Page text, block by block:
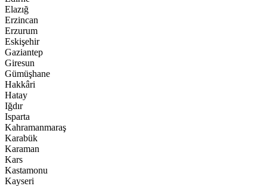
Elazığ
Erzincan
Erzurum
Eskişehir
Gaziantep
Giresun
Gümüşhane
Hakkâri
Hatay
Iğdır
Isparta
Kahramanmaraş
Karabük
Karaman
Kars
Kastamonu
Kayseri